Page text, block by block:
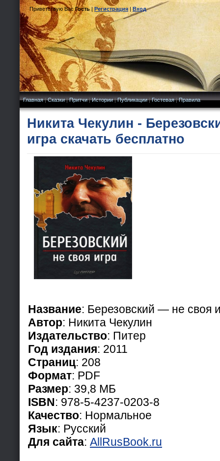
Приветствую Вас Гость|Регистрация|Вход
Главная|Сказки|Притчи|Истории|Публикации|Гостевая|Правила
Никита Чекулин -
игра скачать бесплатно
Название: Березовский — не своя
Автор: Никита Чекулин
Издательство: Питер
Год издания: 2011
Страниц: 208
Формат: PDF
Размер: 39,8 МБ
ISBN: 978-5-4237-0203-8
Качество: Нормальное
Язык: Русский
Для сайта: AllRusBook.ru